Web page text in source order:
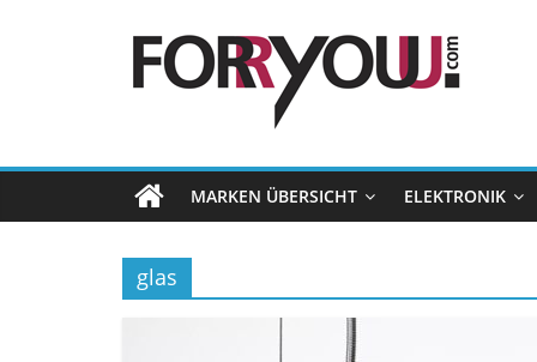
MARKEN ÜBERSICHT ELEKTRONIK
glas